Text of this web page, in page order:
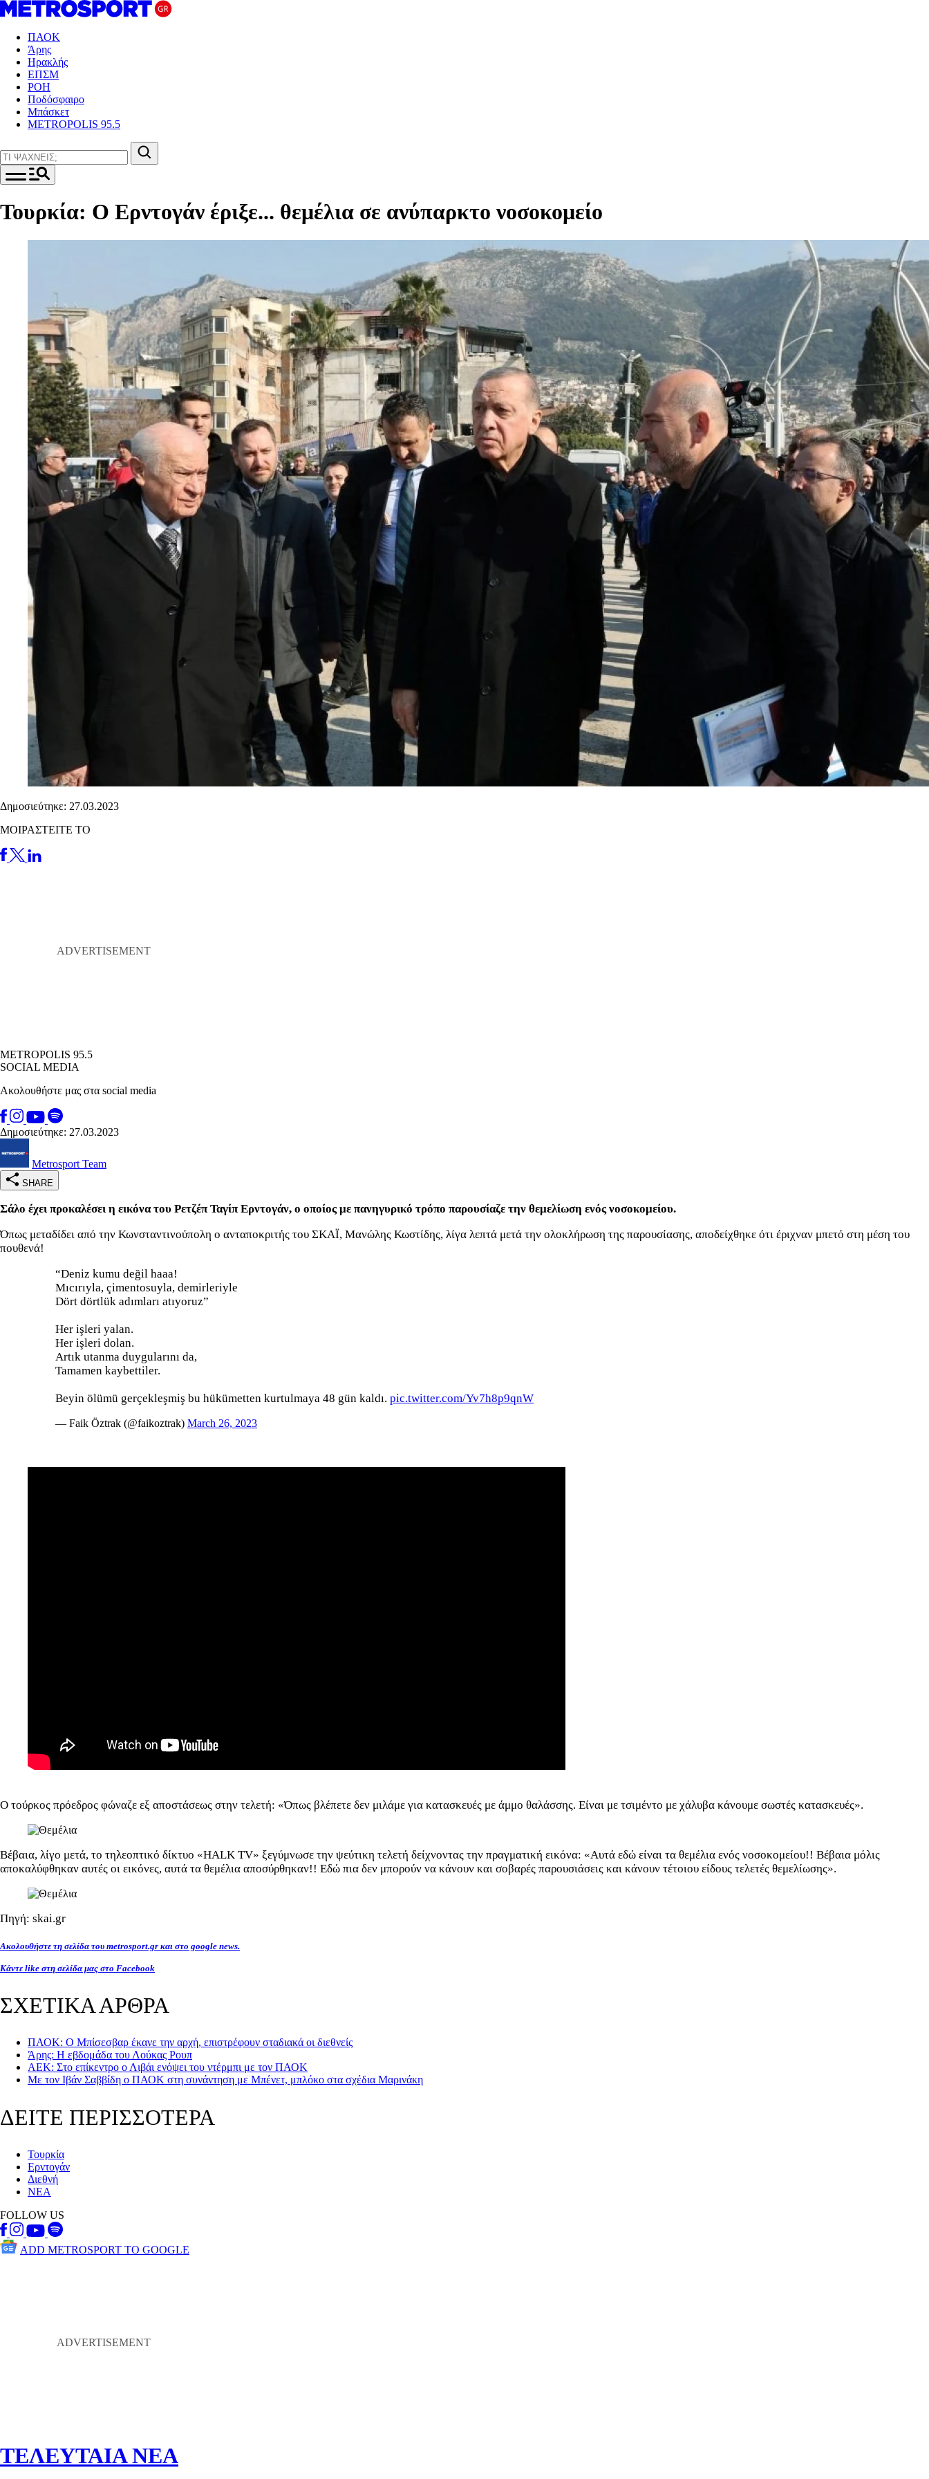
ΠΑΟΚ
Άρης
Ηρακλής
ΕΠΣΜ
ΡΟΗ
Ποδόσφαιρο
Μπάσκετ
METROPOLIS 95.5
Τουρκία: Ο Ερντογάν έριξε... θεμέλια σε ανύπαρκτο νοσοκομείο
Δημοσιεύτηκε: 27.03.2023
ΜΟΙΡΑΣΤΕΙΤΕ ΤΟ
METROPOLIS 95.5
SOCIAL MEDIA
Ακολουθήστε μας στα social media
Δημοσιεύτηκε: 27.03.2023
Metrosport Team
SHARE
Σάλο έχει προκαλέσει η εικόνα του Ρετζέπ Ταγίπ Ερντογάν, ο οποίος με πανηγυρικό τρόπο παρουσίαζε την θεμελίωση ενός νοσοκομείου.
Όπως μεταδίδει από την Κωνσταντινούπολη ο ανταποκριτής του ΣΚΑΪ, Μανώλης Κωστίδης, λίγα λεπτά μετά την ολοκλήρωση της παρουσίασης, αποδείχθηκε ότι έριχναν μπετό στη μέση του
πουθενά!
“Deniz kumu değil haaa!
Mıcırıyla, çimentosuyla, demirleriyle
Dört dörtlük adımları atıyoruz”
Her işleri yalan.
Her işleri dolan.
Artık utanma duygularını da,
Tamamen kaybettiler.
Beyin ölümü gerçekleşmiş bu hükümetten kurtulmaya 48 gün kaldı. pic.twitter.com/Yv7h8p9qnW
— Faik Öztrak (@faikoztrak) March 26, 2023
Ο τούρκος πρόεδρος φώναζε εξ αποστάσεως στην τελετή: «Όπως βλέπετε δεν μιλάμε για κατασκευές με άμμο θαλάσσης. Είναι με τσιμέντο με χάλυβα κάνουμε σωστές κατασκευές».
Βέβαια, λίγο μετά, το τηλεοπτικό δίκτυο «HALK TV» ξεγύμνωσε την ψεύτικη τελετή δείχνοντας την πραγματική εικόνα: «Αυτά εδώ είναι τα θεμέλια ενός νοσοκομείου!! Βέβαια μόλις
αποκαλύφθηκαν αυτές οι εικόνες, αυτά τα θεμέλια αποσύρθηκαν!! Εδώ πια δεν μπορούν να κάνουν και σοβαρές παρουσιάσεις και κάνουν τέτοιου είδους τελετές θεμελίωσης».
Πηγή: skai.gr
Ακολουθήστε τη σελίδα του metrosport.gr και στο google news.
Κάντε like στη σελίδα μας στο Facebook
ΣΧΕΤΙΚΑ ΑΡΘΡΑ
ΠΑΟΚ: Ο Μπίσεσβαρ έκανε την αρχή, επιστρέφουν σταδιακά οι διεθνείς
Άρης: Η εβδομάδα του Λούκας Ρουπ
ΑΕΚ: Στο επίκεντρο ο Λιβάι ενόψει του ντέρμπι με τον ΠΑΟΚ
Με τον Ιβάν Σαββίδη ο ΠΑΟΚ στη συνάντηση με Μπένετ, μπλόκο στα σχέδια Μαρινάκη
ΔΕΙΤΕ ΠΕΡΙΣΣΟΤΕΡΑ
Τουρκία
Ερντογάν
Διεθνή
ΝΕΑ
FOLLOW US
ADD METROSPORT TO GOOGLE
ΤΕΛΕΥΤΑΙΑ ΝΕΑ